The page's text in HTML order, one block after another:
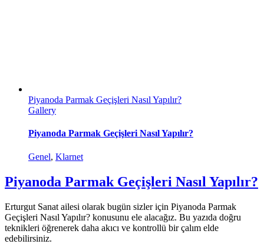
Piyanoda Parmak Geçişleri Nasıl Yapılır?
Gallery
Piyanoda Parmak Geçişleri Nasıl Yapılır?
Genel, Klarnet
Piyanoda Parmak Geçişleri Nasıl Yapılır?
Erturgut Sanat ailesi olarak bugün sizler için Piyanoda Parmak
Geçişleri Nasıl Yapılır? konusunu ele alacağız. Bu yazıda doğru
teknikleri öğrenerek daha akıcı ve kontrollü bir çalım elde
edebilirsiniz.